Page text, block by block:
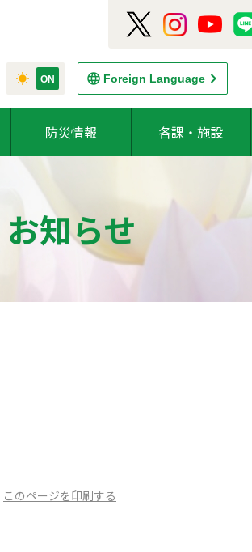
Foreign Language
防災情報 各課・施設
お知らせ
このページを印刷する